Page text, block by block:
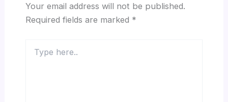
Your email address will not be published.
Required fields are marked *
here..